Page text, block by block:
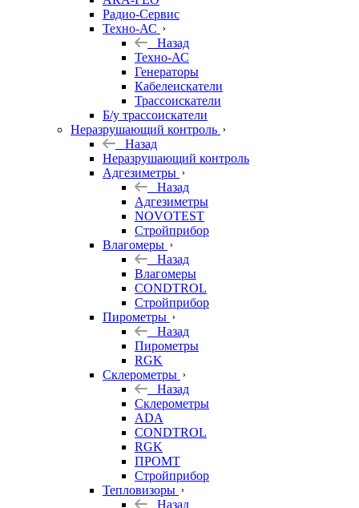
Радио-Сервис
Техно-АС
Назад
Техно-АС
Генераторы
Кабелеискатели
Трассоискатели
Б/у трассоискатели
Неразрушающий контроль
Назад
Неразрушающий контроль
Адгезиметры
Назад
Адгезиметры
NOVOTEST
Стройприбор
Влагомеры
Назад
Влагомеры
CONDTROL
Стройприбор
Пирометры
Назад
Пирометры
RGK
Склерометры
Назад
Склерометры
ADA
CONDTROL
RGK
ПРОМТ
Стройприбор
Тепловизоры
Назад